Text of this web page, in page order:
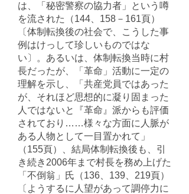
は、「秘密警察の協力者」という噂
を流された（144、158－161頁）
〔体制転換後の社会で、こうした事
例はけっして珍しいものではな
い〕。あるいは、体制転換当時に村
長だったが、「革命」活動に一定の
理解を示し、「共産党員ではあった
が、それほど思想的に凝り固まった
人ではないと『革命』派からも評価
されており……様々な方面に人脈が
ある人物として一目置かれて」
（155頁）、結局体制転換後も、引
き続き2006年まで村長を務め上げた
「不倒翁」氏（136、139、219頁）
〔ようするに人望があって調停力に